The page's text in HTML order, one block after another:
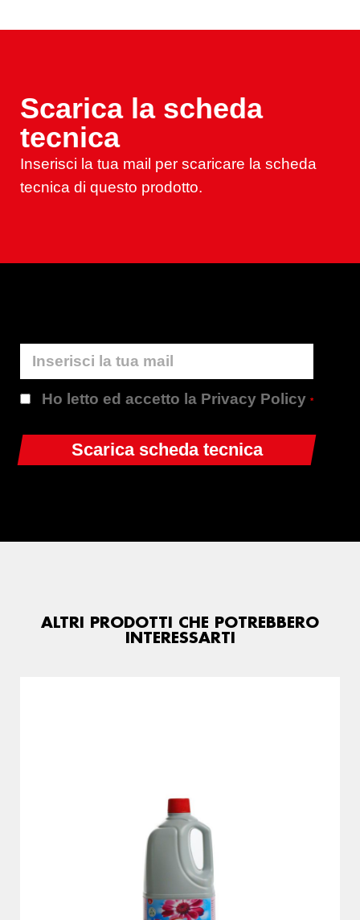
Scarica la scheda
tecnica
Inserisci la tua mail per scaricare la scheda
tecnica di questo prodotto.
Ho letto ed accetto la Privacy Policy*
ALTRI PRODOTTI CHE POTREBBERO
INTERESSARTI